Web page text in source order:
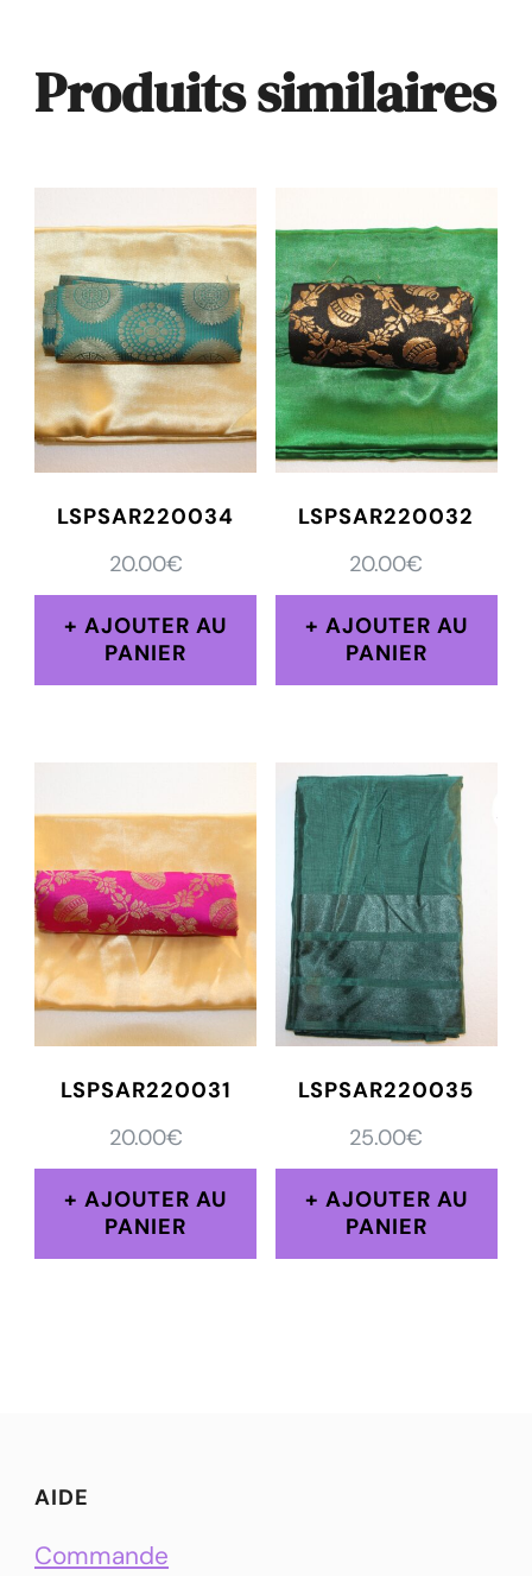
Produits similaires
LSPSAR220034
20.00€
AJOUTER AU
PANIER
LSPSAR220032
20.00€
AJOUTER AU
PANIER
LSPSAR220031
20.00€
AJOUTER AU
PANIER
LSPSAR220035
25.00€
AJOUTER AU
PANIER
AIDE
Commande